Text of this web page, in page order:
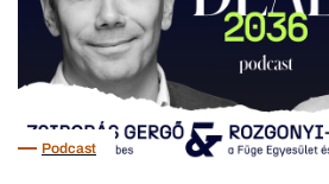
Podcast